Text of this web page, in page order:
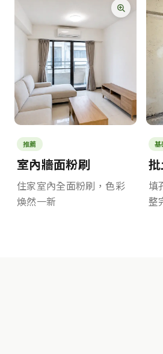
推薦
室內牆面粉刷
住家室內全面粉刷，色彩
煥然一新
基
填
整